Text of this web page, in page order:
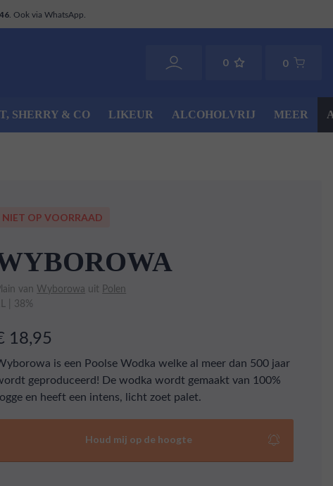
. Ook via WhatsApp.
0 0
SHERRY & CO LIKEUR ALCOHOLVRIJ MEER
NIET OP VOORRAAD
van Wyborowa uit Polen
| 38%
18,95
is een Poolse Wodka welke al meer dan 500 jaar
geproduceerd! De wodka wordt gemaakt van 100%
en heeft een intens, licht zoet palet.
Houd mij op de hoogte